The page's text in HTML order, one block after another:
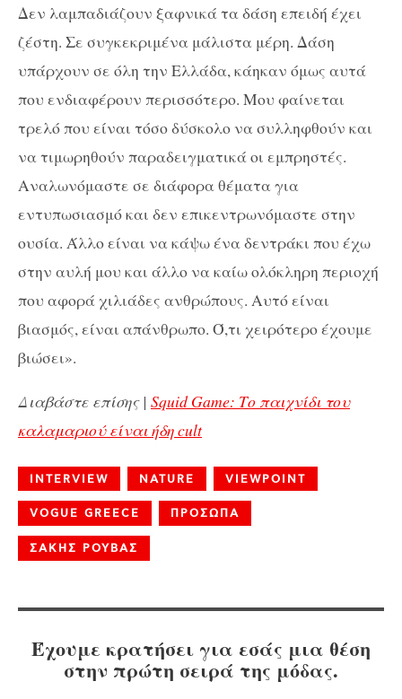
Δεν λαμπαδιάζουν ξαφνικά τα δάση επειδή έχει
ζέστη. Σε συγκεκριμένα μάλιστα μέρη. Δάση
υπάρχουν σε όλη την Ελλάδα, κάηκαν όμως αυτά
που ενδιαφέρουν περισσότερο. Μου φαίνεται
τρελό που είναι τόσο δύσκολο να συλληφθούν και
να τιμωρηθούν παραδειγματικά οι εμπρηστές.
Αναλωνόμαστε σε διάφορα θέματα για
εντυπωσιασμό και δεν επικεντρωνόμαστε στην
ουσία. Άλλο είναι να κάψω ένα δεντράκι που έχω
στην αυλή μου και άλλο να καίω ολόκληρη περιοχή
που αφορά χιλιάδες ανθρώπους. Αυτό είναι
βιασμός, είναι απάνθρωπο. Ό,τι χειρότερο έχουμε
βιώσει».
Διαβάστε επίσης | Squid Game: Το παιχνίδι του
καλαμαριού είναι ήδη cult
INTERVIEW NATURE VIEWPOINT
VOGUE GREECE ΠΡΟΣΩΠΑ
ΣΑΚΗΣ ΡΟΥΒΑΣ
Έχουμε κρατήσει για εσάς μια θέση
στην πρώτη σειρά της μόδας.